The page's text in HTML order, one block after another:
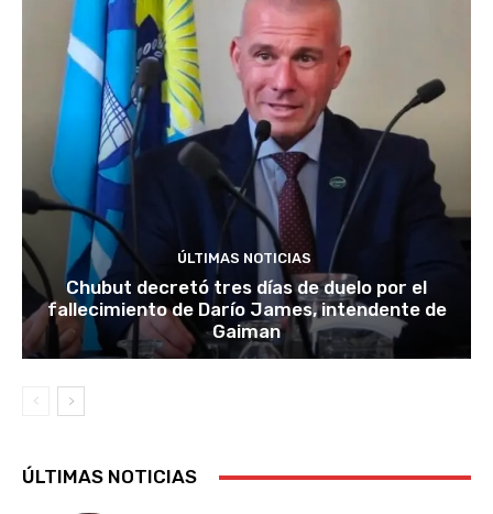
ÚLTIMAS NOTICIAS
Chubut decretó tres días de duelo por el
fallecimiento de Darío James, intendente de
Gaiman
ÚLTIMAS NOTICIAS